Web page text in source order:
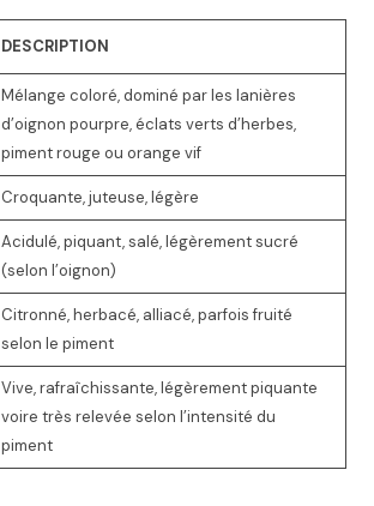
DESCRIPTION
Mélange coloré, dominé par les lanières
d’oignon pourpre, éclats verts d’herbes,
piment rouge ou orange vif
Croquante, juteuse, légère
Acidulé, piquant, salé, légèrement sucré
(selon l’oignon)
Citronné, herbacé, alliacé, parfois fruité
selon le piment
Vive, rafraîchissante, légèrement piquante
voire très relevée selon l’intensité du
piment